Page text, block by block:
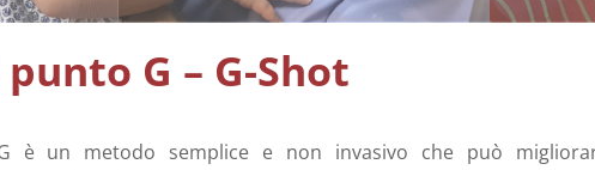
G – G-Shot
è un metodo semplice e non invasivo che può